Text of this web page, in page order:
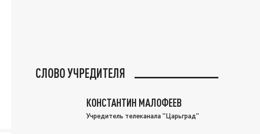
СЛОВО УЧРЕДИТЕЛЯ
КОНСТАНТИН МАЛОФЕЕВ
Учредитель телеканала "Царьград"